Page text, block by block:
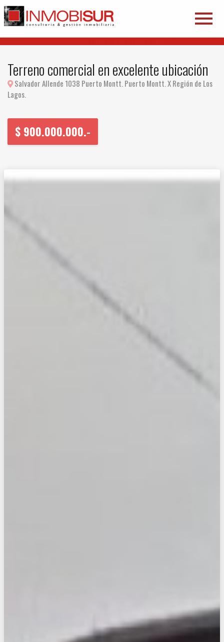
Terreno comercial en excelente ubicación
Salvador Allende 1038 Puerto Montt. Puerto Montt. X Región de Los
Lagos.
$ 900.000.000.-